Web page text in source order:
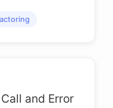
and Error